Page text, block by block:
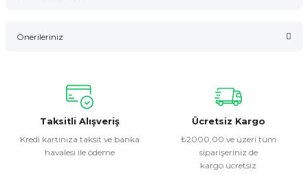
Önerileriniz
konularda yetersiz gördüğünüz noktaları öneri formunu
kullanarak tarafımıza iletebilirsiniz.
Görüş ve önerileriniz için teşekkür ederiz.
Ürün resmi kalitesiz, bozuk veya görüntülenemiyor.
Taksitli Alışveriş
Kredi kartınıza taksit ve banka
havalesi ile ödeme
Ücretsiz Kargo
₺2000,00 ve üzeri tüm
siparişeriniz de
kargo ücretsiz